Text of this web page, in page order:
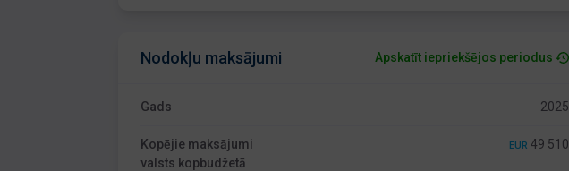
Nodokļu maksājumi Apskatīt iepriekšējos periodus
Gads 2025
Kopējie maksājumi
valsts kopbudžetā
EUR 49 510